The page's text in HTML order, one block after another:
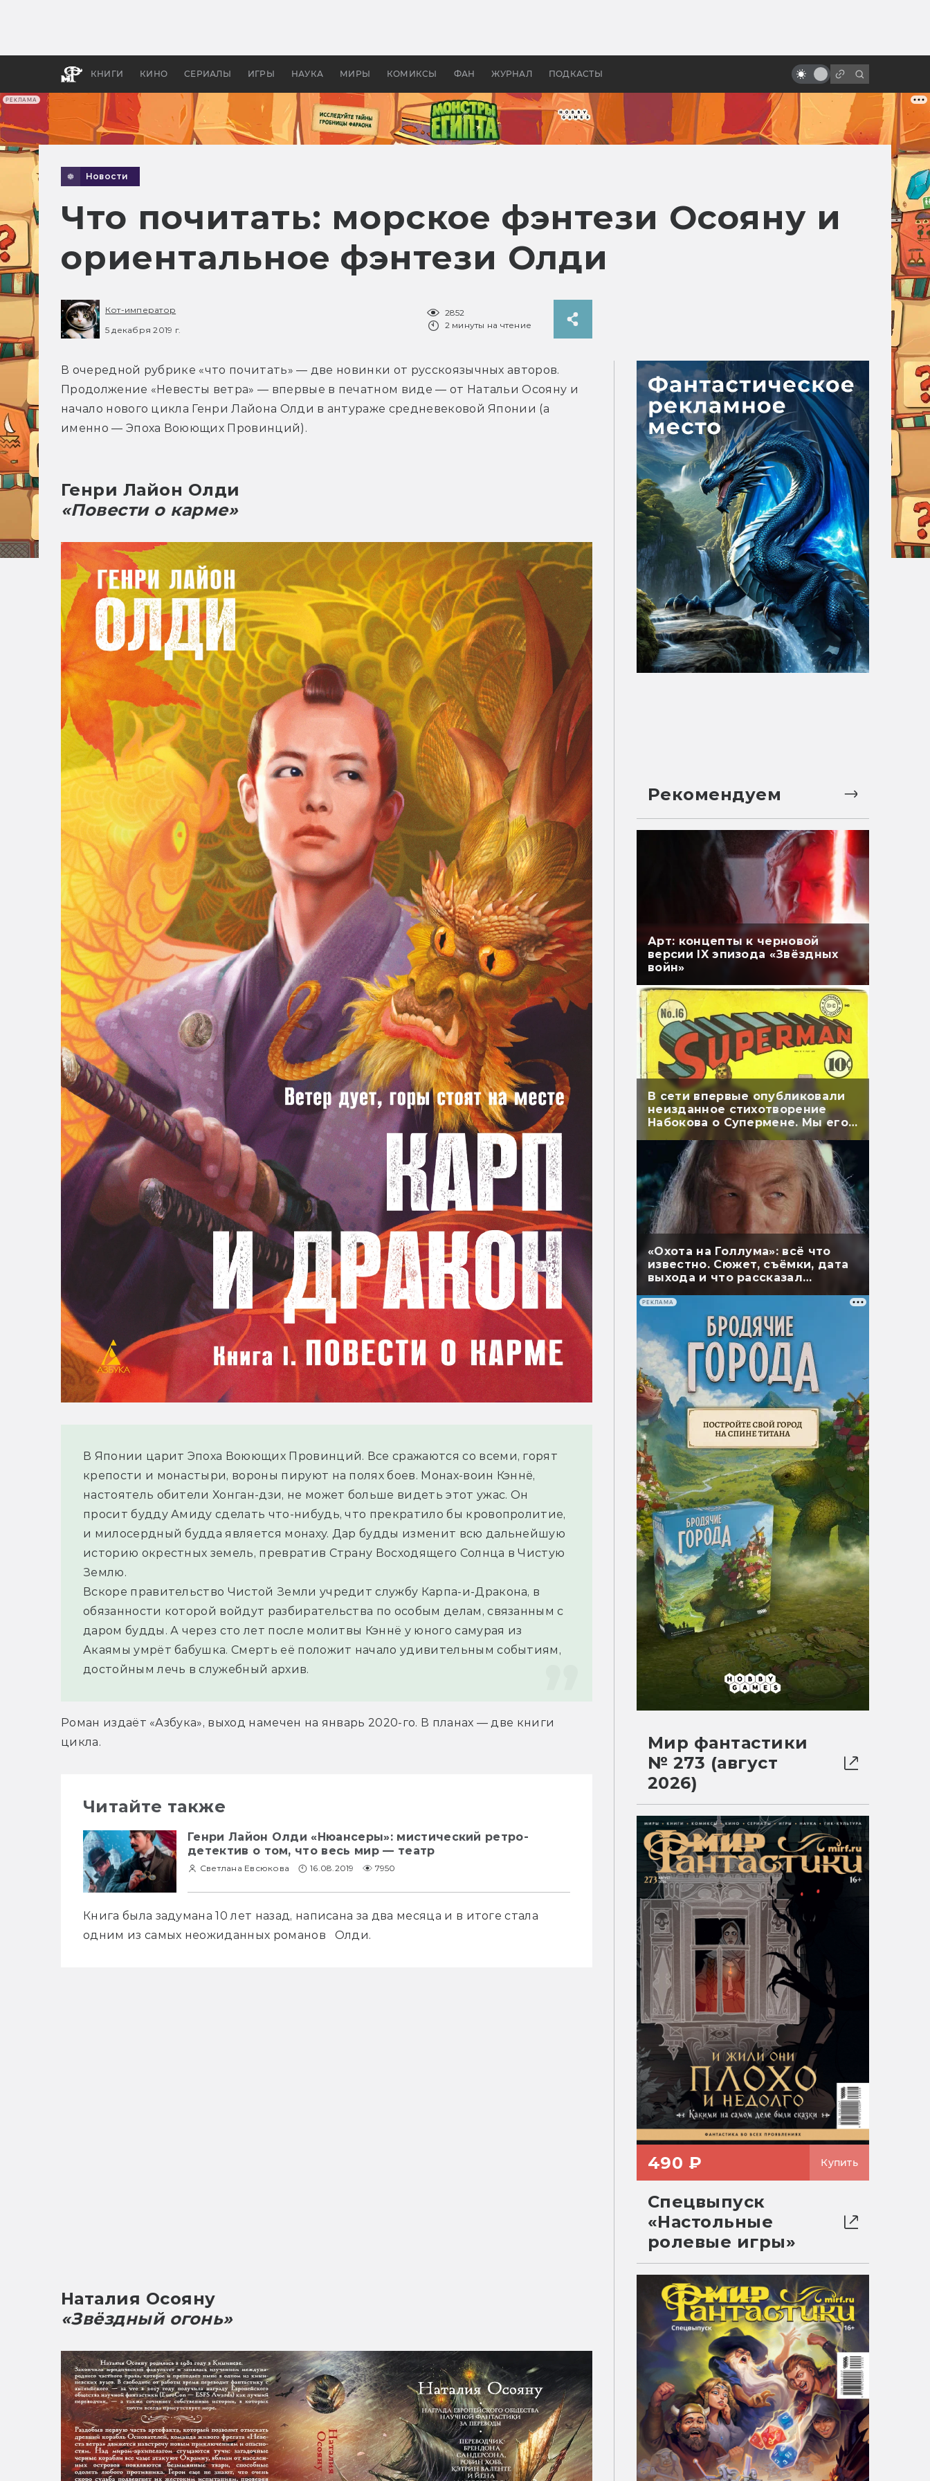
РЕКЛАМА
КНИГИ КИНО СЕРИАЛЫ ИГРЫ НАУКА МИРЫ КОМИКСЫ ФАН ЖУРНАЛ ПОДКАСТЫ
апокалипсис, в России —
бы «Властелина колец»
«Люди Икс»: всё о фильмах серии
Новости
Что почитать: морское фэнтези Осояну и
ориентальное фэнтези Олди
Кот-император
5 декабря 2019 г.
2852
2 минуты на чтение
В очередной рубрике «что почитать» — две новинки от русскоязычных авторов.
Продолжение «Невесты ветра» — впервые в печатном виде — от Натальи Осояну и
начало нового цикла Генри Лайона Олди в антураже средневековой Японии (а
именно — Эпоха Воюющих Провинций).
Генри Лайон Олди
«Повести о карме»
В Японии царит Эпоха Воюющих Провинций. Все сражаются со всеми, горят
крепости и монастыри, вороны пируют на полях боев. Монах-воин Кэннё,
настоятель обители Хонган-дзи, не может больше видеть этот ужас. Он
просит будду Амиду сделать что-нибудь, что прекратило бы кровопролитие,
и милосердный будда является монаху. Дар будды изменит всю дальнейшую
историю окрестных земель, превратив Страну Восходящего Солнца в Чистую
Землю.
Вскоре правительство Чистой Земли учредит службу Карпа-и-Дракона, в
обязанности которой войдут разбирательства по особым делам, связанным с
даром будды. А через сто лет после молитвы Кэннё у юного самурая из
Акаямы умрёт бабушка. Смерть её положит начало удивительным событиям,
достойным лечь в служебный архив.
Роман издаёт «Азбука», выход намечен на январь 2020-го. В планах — две книги
цикла.
Читайте также
Генри Лайон Олди «Нюансеры»: мистический ретро-
детектив о том, что весь мир — театр
Светлана Евсюкова 16.08.2019 7950
Книга была задумана 10 лет назад, написана за два месяца и в итоге стала
одним из самых неожиданных романов   Олди.
Наталия Осояну
«Звёздный огонь»
Рекомендуем
Арт: концепты к черновой
версии IX эпизода «Звёздных
войн»
В сети впервые опубликовали
неизданное стихотворение
Набокова о Супермене. Мы его
перевели
«Охота на Голлума»: всё что
известно. Сюжет, съёмки, дата
выхода и что рассказал
РЕКЛАМА
Мир фантастики
№ 273 (август
2026)
490 ₽ Купить
Спецвыпуск
«Настольные
ролевые игры»